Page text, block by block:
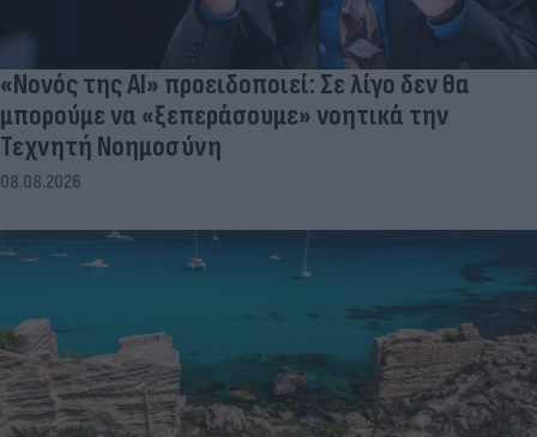
«Νονός της AI» προειδοποιεί: Σε λίγο δεν θα
μπορούμε να «ξεπεράσουμε» νοητικά την
Τεχνητή Νοημοσύνη
08.08.2026